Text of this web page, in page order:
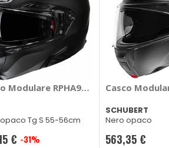
Future II
Modulare RPHA91 - HJC
Tg S 55-56cm
€ -31%
Casco
SCHUBERT
Nero opaco
563,35 €